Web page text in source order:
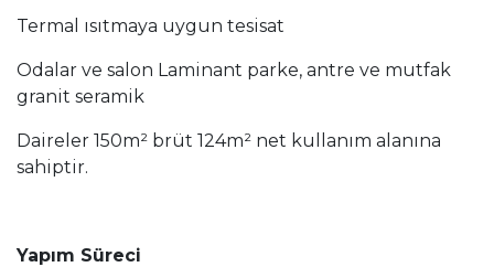
Termal ısıtmaya uygun tesisat
Odalar ve salon Laminant parke, antre ve mutfak
granit seramik
Daireler 150m² brüt 124m² net kullanım alanına
sahiptir.
Yapım Süreci